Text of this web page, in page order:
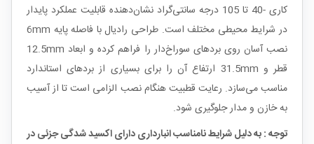
کاری -40 تا 105 درجه سانتی‌گراد نشان‌دهنده قابلیت عملکرد پایدار
در شرایط محیطی مختلف است. طراحی رادیال با فاصله پایه 6mm
نصب آسان روی بردهای سوراخ‌دار را فراهم کرده و ابعاد 12.5mm
قطر و 31.5mm ارتفاع آن را برای بسیاری از بردهای استاندارد
مناسب می‌سازد. رعایت قطبیت هنگام نصب الزامی است تا از آسیب
به خازن و مدار جلوگیری شود.
توجه : به دلیل شرایط نامناسب انبارداری دارای اکسید شدگی جزئی در